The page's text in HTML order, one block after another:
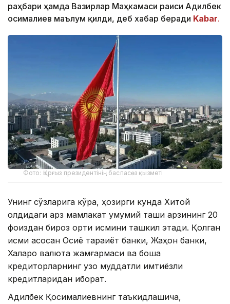
раҳбари ҳамда Вазирлар Маҳкамаси раиси Адилбек
Қосималиев маълум қилди, деб хабар беради Kabar.
Фото: Қырғыз президентінің баспасөз қызметі
Унинг сўзларига кўра, ҳозирги кунда Хитой
олдидаги қарз мамлакат умумий ташқи қарзининг 20
фоиздан бироз ортиқ қисмини ташкил этади. Қолган
қисми асосан Осиё тараққиёт банки, Жаҳон банки,
Халқаро валюта жамғармаси ва бошқа
кредиторларнинг узоқ муддатли имтиёзли
кредитларидан иборат.
Адилбек Қосималиевнинг таъкидлашича,